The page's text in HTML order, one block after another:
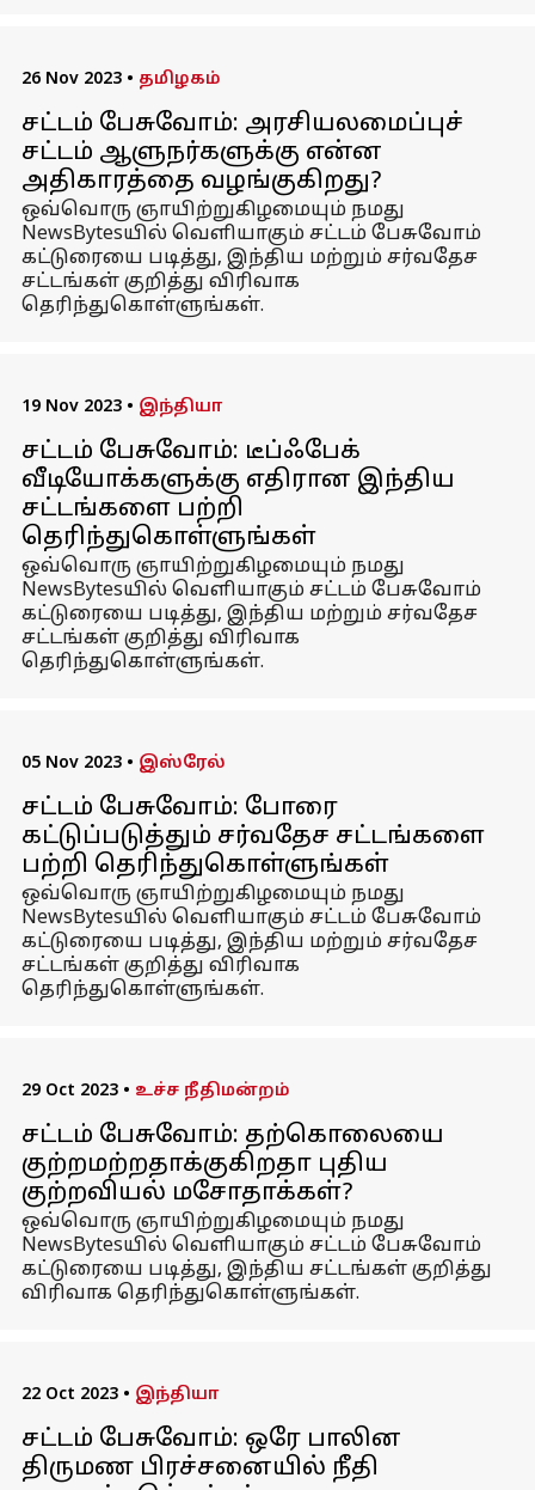
26 Nov 2023 • தமிழகம்
சட்டம் பேசுவோம்: அரசியலமைப்புச்
சட்டம் ஆளுநர்களுக்கு என்ன
அதிகாரத்தை வழங்குகிறது?
ஒவ்வொரு ஞாயிற்றுகிழமையும் நமது
NewsBytesயில் வெளியாகும் சட்டம் பேசுவோம்
கட்டுரையை படித்து, இந்திய மற்றும் சர்வதேச
சட்டங்கள் குறித்து விரிவாக
தெரிந்துகொள்ளுங்கள்.
19 Nov 2023 • இந்தியா
சட்டம் பேசுவோம்: டீப்ஃபேக்
வீடியோக்களுக்கு எதிரான இந்திய
சட்டங்களை பற்றி
தெரிந்துகொள்ளுங்கள்
ஒவ்வொரு ஞாயிற்றுகிழமையும் நமது
NewsBytesயில் வெளியாகும் சட்டம் பேசுவோம்
கட்டுரையை படித்து, இந்திய மற்றும் சர்வதேச
சட்டங்கள் குறித்து விரிவாக
தெரிந்துகொள்ளுங்கள்.
05 Nov 2023 • இஸ்ரேல்
சட்டம் பேசுவோம்: போரை
கட்டுப்படுத்தும் சர்வதேச சட்டங்களை
பற்றி தெரிந்துகொள்ளுங்கள்
ஒவ்வொரு ஞாயிற்றுகிழமையும் நமது
NewsBytesயில் வெளியாகும் சட்டம் பேசுவோம்
கட்டுரையை படித்து, இந்திய மற்றும் சர்வதேச
சட்டங்கள் குறித்து விரிவாக
தெரிந்துகொள்ளுங்கள்.
29 Oct 2023 • உச்ச நீதிமன்றம்
சட்டம் பேசுவோம்: தற்கொலையை
குற்றமற்றதாக்குகிறதா புதிய
குற்றவியல் மசோதாக்கள்?
ஒவ்வொரு ஞாயிற்றுகிழமையும் நமது
NewsBytesயில் வெளியாகும் சட்டம் பேசுவோம்
கட்டுரையை படித்து, இந்திய சட்டங்கள் குறித்து
விரிவாக தெரிந்துகொள்ளுங்கள்.
22 Oct 2023 • இந்தியா
சட்டம் பேசுவோம்: ஒரே பாலின
திருமண பிரச்சனையில் நீதி